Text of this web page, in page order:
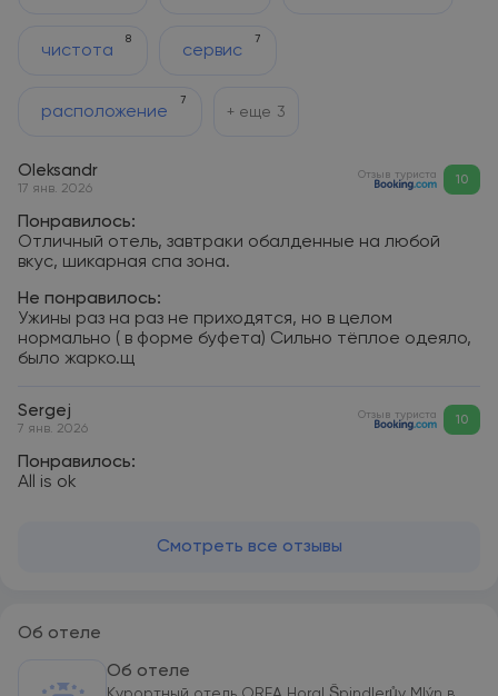
чистота
8
сервис
7
расположение
7
+ еще 3
Oleksandr
17 янв. 2026
Отзыв туриста 10
Понравилось:
Отличный отель, завтраки обалденные на любой
вкус, шикарная спа зона.
Не понравилось:
Ужины раз на раз не приходятся, но в целом
нормально ( в форме буфета) Сильно тёплое одеяло,
было жарко.щ
Sergej
7 янв. 2026
Отзыв туриста 10
Понравилось:
All is ok
Смотреть все отзывы
Об отеле
Об отеле